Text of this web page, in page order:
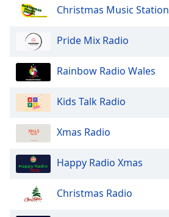
window.
Opacity
Text
Background
Color
Caption
Christmas Music Station
Pride Mix Radio
Rainbow Radio Wales
Kids Talk Radio
Xmas Radio
Happy Radio Xmas
Christmas Radio